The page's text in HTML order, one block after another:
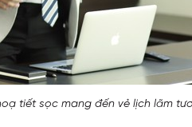
tiết sọc mang đến vẻ lịch lãm